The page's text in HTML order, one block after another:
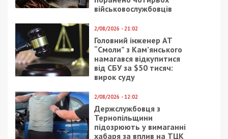
7/08/2026 - 13:30
Лікар з Дніпропетровщини організував схему
вивезення військовослужбовця з частини за 7 тисяч
доларів